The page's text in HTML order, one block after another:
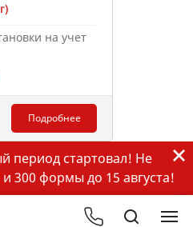
на учет
Подробнее
период стартовал! Не
и 300 формы до 15 августа!